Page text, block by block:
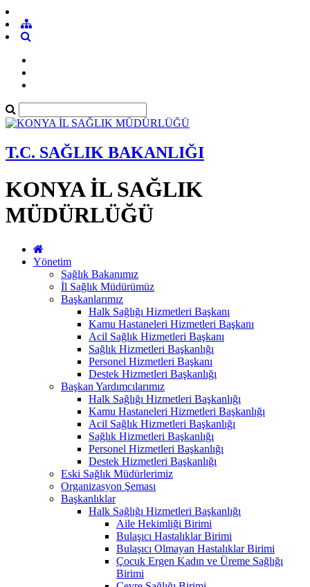
T.C. SAĞLIK BAKANLIĞI
KONYA İL SAĞLIK
MÜDÜRLÜĞÜ
Yönetim
Sağlık Bakanımız
İl Sağlık Müdürümüz
Başkanlarımız
Halk Sağlığı Hizmetleri Başkanı
Kamu Hastaneleri Hizmetleri Başkanı
Acil Sağlık Hizmetleri Başkanı
Sağlık Hizmetleri Başkanlığı
Personel Hizmetleri Başkanı
Destek Hizmetleri Başkanlığı
Başkan Yardımcılarımız
Halk Sağlığı Hizmetleri Başkanlığı
Kamu Hastaneleri Hizmetleri Başkanlığı
Acil Sağlık Hizmetleri Başkanlığı
Sağlık Hizmetleri Başkanlığı
Personel Hizmetleri Başkanlığı
Destek Hizmetleri Başkanlığı
Eski Sağlık Müdürlerimiz
Organizasyon Şeması
Başkanlıklar
Halk Sağlığı Hizmetleri Başkanlığı
Aile Hekimliği Birimi
Bulaşıcı Hastalıklar Birimi
Bulaşıcı Olmayan Hastalıklar Birimi
Çocuk Ergen Kadın ve Üreme Sağlığı
Birimi